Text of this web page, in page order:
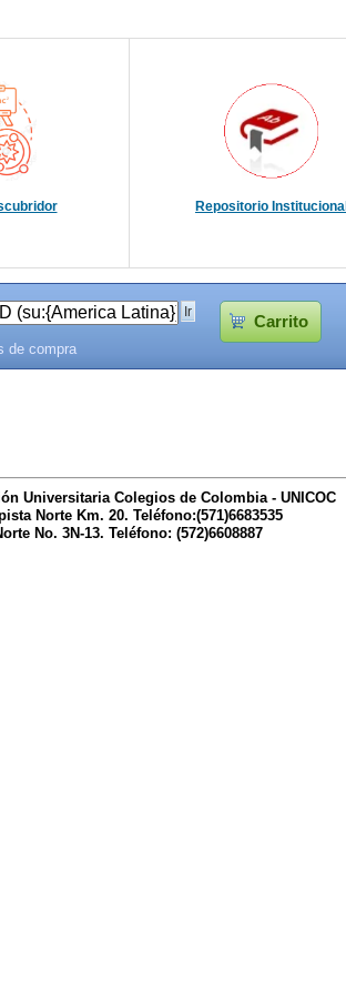
Repositorio Institucional
Carrito
de compra
Universitaria Colegios de Colombia - UNICOC
Norte Km. 20. Teléfono:(571)6683535
No. 3N-13. Teléfono: (572)6608887